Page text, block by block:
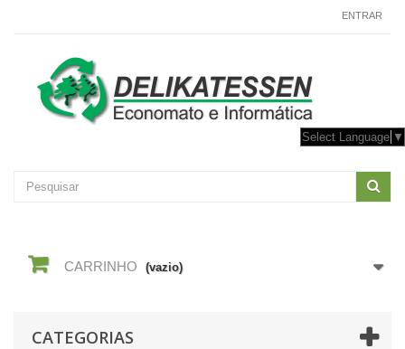
ENTRAR
Select Language ▼
CARRINHO (vazio)
CATEGORIAS